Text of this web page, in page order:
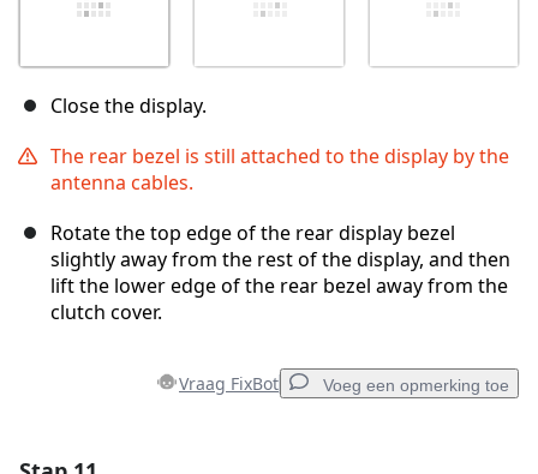
Close the display.
The rear bezel is still attached to the display by the
antenna cables.
Rotate the top edge of the rear display bezel
slightly away from the rest of the display, and then
lift the lower edge of the rear bezel away from the
clutch cover.
Vraag FixBot Voeg een opmerking toe